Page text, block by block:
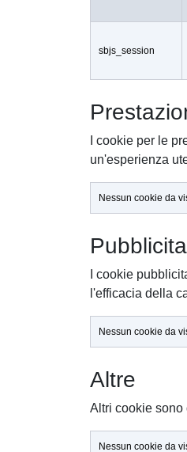
sbjs_session
I cookie per le
un'esperienza
Nessun cookie da
I cookie
l'efficacia della
Nessun cookie da
Altre
Altri cookie sono
Nessun cookie da